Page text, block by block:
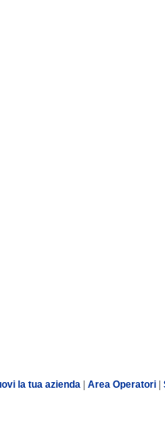
la tua azienda Area Operatori